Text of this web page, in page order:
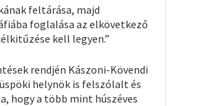
feltárása, majd
foglalása az elkövetkező
kell legyen.”
rendjén Kászoni-Kövendi
helynök is felszólalt és
hogy a több mint húszéves